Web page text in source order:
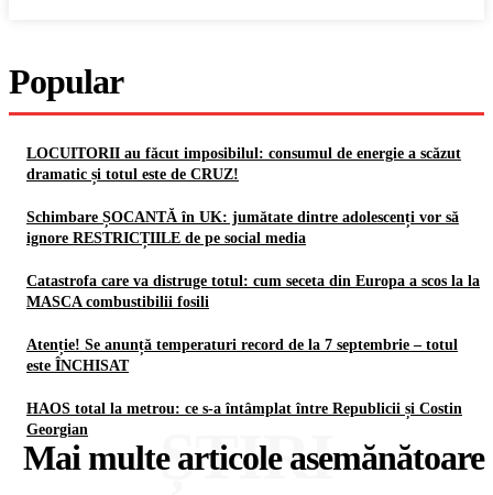
Popular
LOCUITORII au făcut imposibilul: consumul de energie a scăzut
dramatic și totul este de CRUZ!
Schimbare ȘOCANTĂ în UK: jumătate dintre adolescenți vor să
ignore RESTRICȚIILE de pe social media
Catastrofa care va distruge totul: cum seceta din Europa a scos la la
MASCA combustibilii fosili
Atenție! Se anunță temperaturi record de la 7 septembrie – totul
este ÎNCHISAT
HAOS total la metrou: ce s-a întâmplat între Republicii și Costin
Georgian
Mai multe articole asemănătoare
ȘTIRI